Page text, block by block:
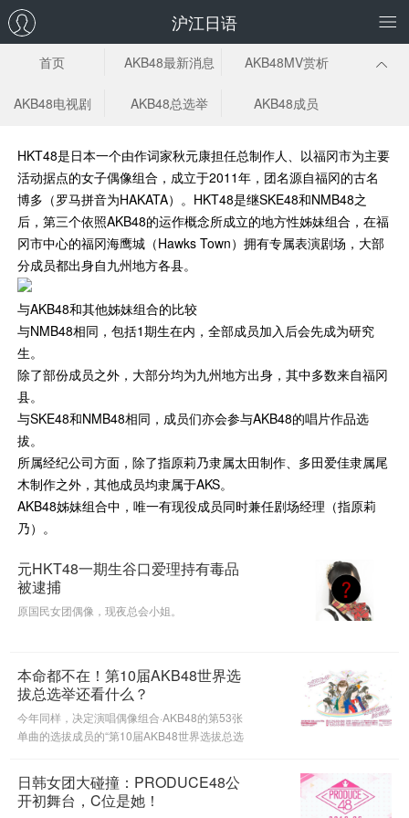
沪江日语
首页 AKB48最新消息 AKB48MV赏析
AKB48电视剧 AKB48总选举 AKB48成员
HKT48是日本一个由作词家秋元康担任总制作人、以福冈市为主要
活动据点的女子偶像组合，成立于2011年，团名源自福冈的古名
博多（罗马拼音为HAKATA）。HKT48是继SKE48和NMB48之
后，第三个依照AKB48的运作概念所成立的地方性姊妹组合，在福
冈市中心的福冈海鹰城（Hawks Town）拥有专属表演剧场，大部
分成员都出身自九州地方各县。
与AKB48和其他姊妹组合的比较
与NMB48相同，包括1期生在内，全部成员加入后会先成为研究
生。
除了部份成员之外，大部分均为九州地方出身，其中多数来自福冈
县。
与SKE48和NMB48相同，成员们亦会参与AKB48的唱片作品选
拔。
所属经纪公司方面，除了指原莉乃隶属太田制作、多田爱佳隶属尾
木制作之外，其他成员均隶属于AKS。
AKB48姊妹组合中，唯一有现役成员同时兼任剧场经理（指原莉
乃）。
元HKT48一期生谷口爱理持有毒品
被逮捕
原国民女团偶像，现夜总会小姐。
本命都不在！第10届AKB48世界选
拔总选举还看什么？
今年同样，决定演唱偶像组合·AKB48的第53张
单曲的选拔成员的“第10届AKB48世界选拔总选
古屋巨蛋举办。HKT48的指原莉乃等具有高人
气的成员们不出马，那么究竟今年谁
日韩女团大碰撞：PRODUCE48公
开初舞台，C位是她！